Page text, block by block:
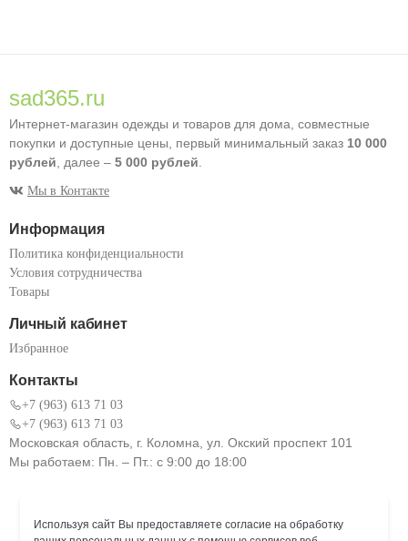
sad365.ru
Интернет-магазин одежды и товаров для дома, совместные
покупки и доступные цены, первый минимальный заказ 10 000
рублей , далее – 5 000 рублей
Мы в Контакте
Информация
Политика конфиденциальности
Условия сотрудничества
Товары
Личный кабинет
Избранное
Контакты
+7 (963) 613 71 03
+7 (963) 613 71 03
Московская область, г. Коломна, ул. Окский проспект 101
Мы работаем: Пн. – Пт.: с 9:00 до 18:00
Используя сайт Вы предоставляете согласие на обработку